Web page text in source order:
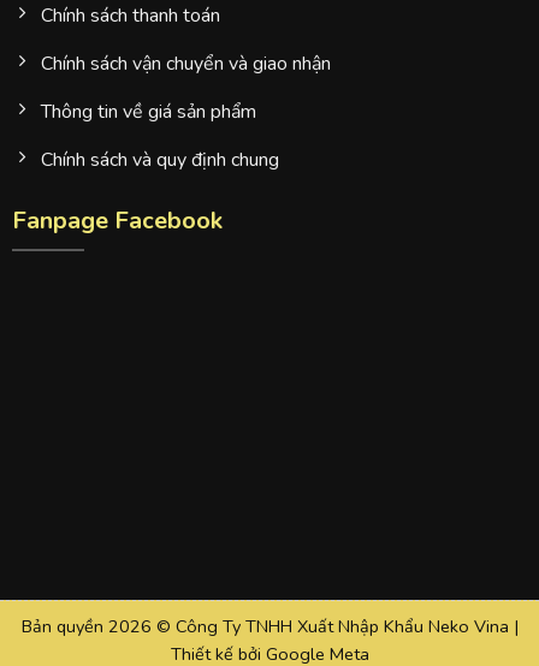
Chính sách thanh toán
Chính sách vận chuyển và giao nhận
Thông tin về giá sản phẩm
Chính sách và quy định chung
Fanpage Facebook
Bản quyền 2026 © Công Ty TNHH Xuất Nhập Khẩu Neko Vina |
Thiết kế bởi Google Meta